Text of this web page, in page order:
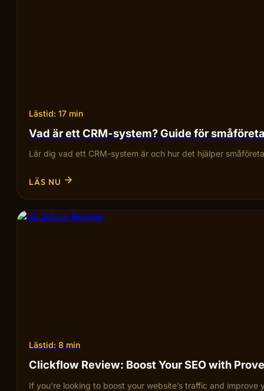
Lästid: 17 min
Vad är ett CRM-system? Guide för
Lär dig vad ett CRM-system är och hur det hjälper
LÄS NU
Lästid: 8 min
Clickflow Review: Boost Your SEO with
If you’re looking to boost your website’s traffic and